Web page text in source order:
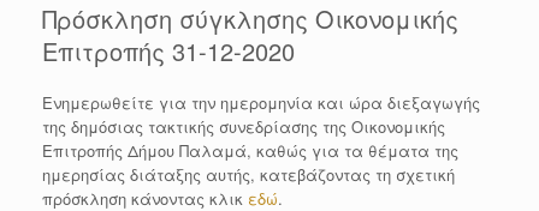
Πρόσκληση σύγκλησης Οικονομικής
Επιτροπής 31-12-2020
Ενημερωθείτε για την ημερομηνία και ώρα διεξαγωγής
της δημόσιας τακτικής συνεδρίασης της Οικονομικής
Επιτροπής Δήμου Παλαμά, καθώς για τα θέματα της
ημερησίας διάταξης αυτής, κατεβάζοντας τη σχετική
πρόσκληση κάνοντας κλικ εδώ.